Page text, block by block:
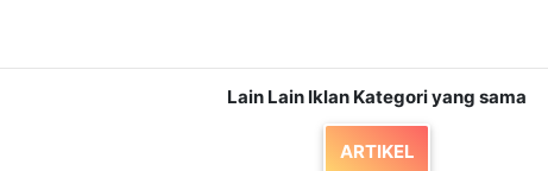
Lain Lain Iklan Kategori yang sama
ARTIKEL